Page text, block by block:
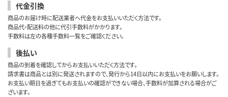
代金引換
商品のお届け時に配送業者へ代金をお支払いいただく方法です。
商品代・配送料の他に代引手数料がかかります。
手数料は左の各種手数料一覧をご確認ください。
後払い
商品の到着を確認してからお支払いいただく方法です。
請求書は商品とは別に発送されますので、発行から14日以内にお支払いをお願いします。
お支払い期日を過ぎてもお支払いの確認ができない場合、手数料が加算される場合がご
ざいます。